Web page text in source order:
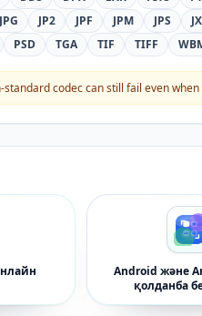
JPG JP2 JPF JPM JPS
PSD TGA TIF TIFF
codec can still fail even
Android және
қолданба